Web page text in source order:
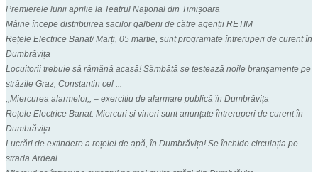
Premierele lunii aprilie la Teatrul Național din Timișoara
Mâine începe distribuirea sacilor galbeni de către agenții RETIM
Rețele Electrice Banat/ Marți, 05 martie, sunt programate întreruperi de curent în
Dumbrăvița
Locuitorii trebuie să rămână acasă! Sâmbătă se testează noile branșamente pe
străzile Graz, Constantin cel ...
,,Miercurea alarmelor,, – exercitiu de alarmare publică în Dumbrăvița
Rețele Electrice Banat: Miercuri și vineri sunt anunțate întreruperi de curent în
Dumbrăvița
Lucrări de extindere a rețelei de apă, în Dumbrăvița! Se închide circulația pe
strada Ardeal